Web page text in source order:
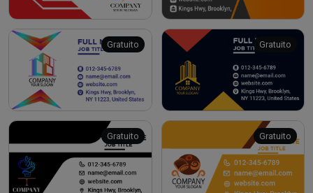
Gratuito Gratuito
Gratuito Gratuito